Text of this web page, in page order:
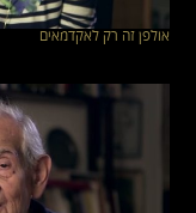
אולפן זה רק לאקדמאים